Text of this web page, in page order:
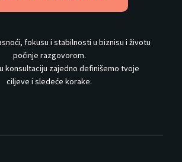
fokusu i stabilnosti u biznisu i životu
počinje razgovorom.
konsultaciju zajedno definišemo tvoje
ciljeve i sledeće korake.